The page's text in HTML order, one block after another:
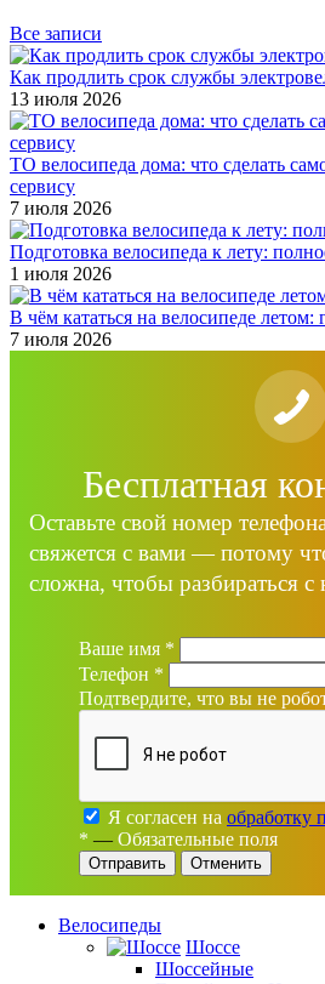
Все записи
Как продлить срок службы
13 июля 2026
ТО велосипеда дома: что сделать
сервису
7 июля 2026
Подготовка велосипеда к лету:
1 июля 2026
В чём кататься на велосипеде летом:
7 июля 2026
Бесплатная
Оставьте свой номер
свяжется с вами — потому
сложна, чтобы разбираться с
Ваше имя *
Телефон *
Подтвердите, что вы не
Я согласен на обработку
* — Обязательные поля
Отменить
Велосипеды
Шоссе
Шоссейные